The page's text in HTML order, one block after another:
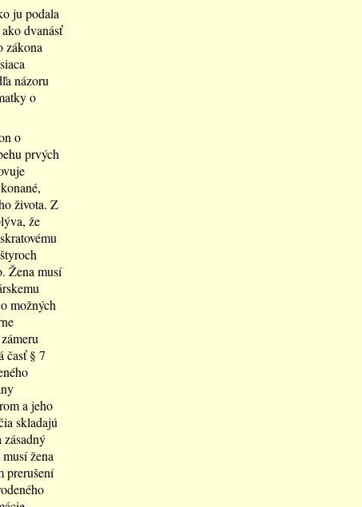
ju podala
dvanásť
zákona
názoru
o
o
prvých
života. Z
že
Žena musí
možných
časť § 7
a jeho
skladajú
žena
prerušení